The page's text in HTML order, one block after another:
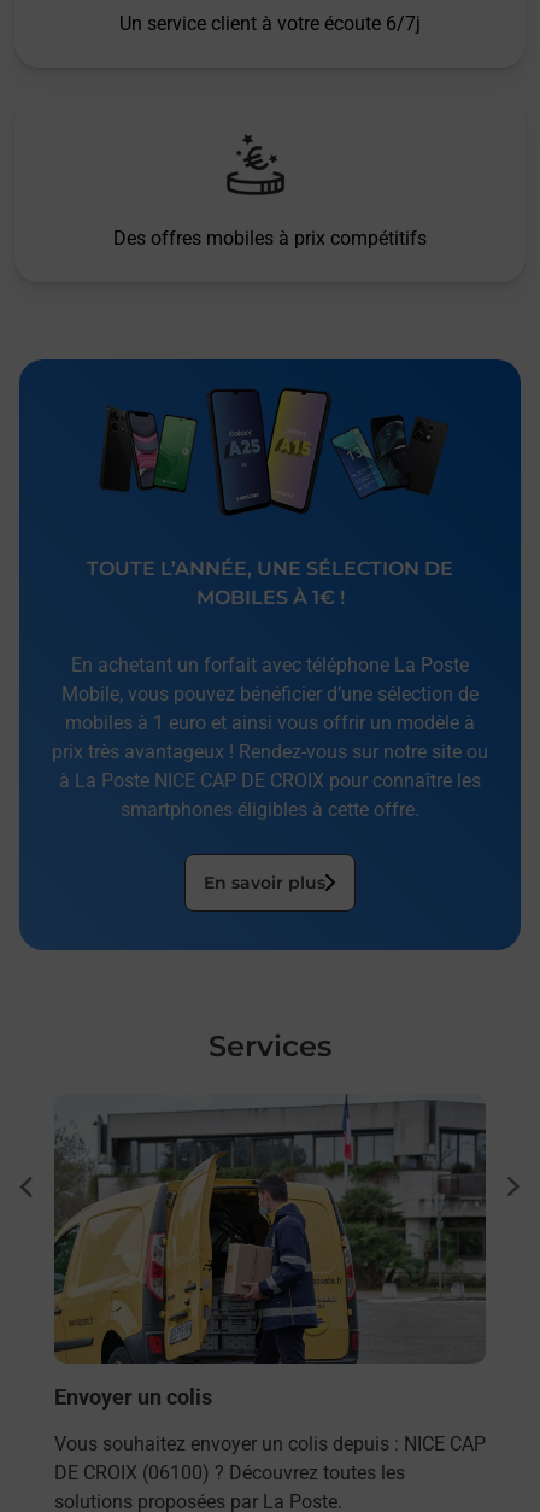
Un service client à votre écoute 6/7j
Des offres mobiles à prix compétitifs
TOUTE L’ANNÉE, UNE SÉLECTION DE
MOBILES À 1€ !
En achetant un forfait avec téléphone La Poste
Mobile, vous pouvez bénéficier d’une sélection de
mobiles à 1 euro et ainsi vous offrir un modèle à
prix très avantageux ! Rendez-vous sur notre site ou
à La Poste NICE CAP DE CROIX pour connaître les
smartphones éligibles à cette offre.
En savoir plus
Services
Envoyer un colis
Vous souhaitez envoyer un colis depuis : NICE CAP
DE CROIX (06100) ? Découvrez toutes les
solutions proposées par La Poste.